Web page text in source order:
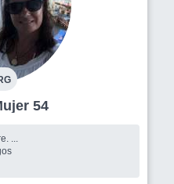
Mujer 54
Me gusta viajar y la vida al aire libre. ...